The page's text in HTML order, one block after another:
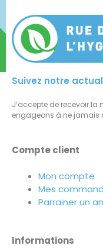
Suivez notre
J’accepte de recevoir la
engageons à ne jamais
Compte client
Mon compte
Mes
Parrainer un
Informations